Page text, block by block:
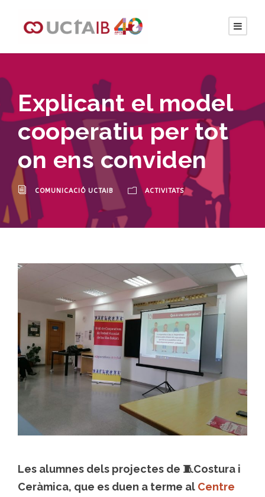
Explicant el model
cooperatiu per tot
on ens conviden
COMUNICACIÓ UCTAIB ACTIVITATS
Les alumnes dels projectes de 🧵Costura i
Ceràmica, que es duen a terme al Centre